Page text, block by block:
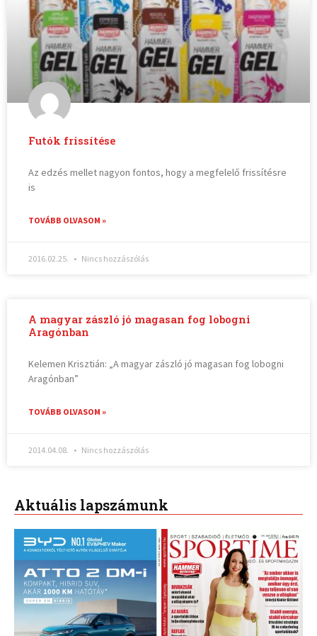
Futók frissítése
Az edzés mellet nagyon fontos, hogy a megfelelő frissítésre
is
TOVÁBB OLVASOM »
2016.02.25. Nincs hozzászólás
A magyar zászló jó magasan fog lobogni
Aragónban
Kelemen Krisztián: „A magyar zászló jó magasan fog lobogni
Aragónban”
TOVÁBB OLVASOM »
2014.04.08. Nincs hozzászólás
Aktuális lapszámunk